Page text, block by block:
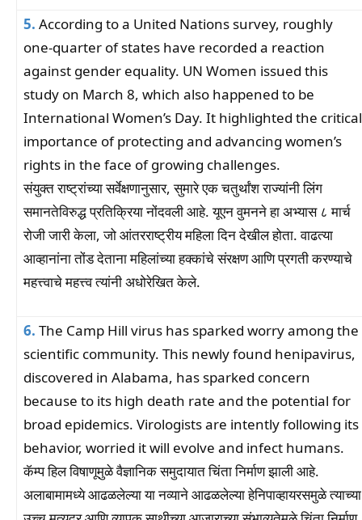
5. According to a United Nations survey, roughly
one-quarter of states have recorded a reaction
against gender equality. UN Women issued this
study on March 8, which also happened to be
International Women’s Day. It highlighted the critical
importance of protecting and advancing women’s
rights in the face of growing challenges.
संयुक्त राष्ट्रांच्या सर्वेक्षणानुसार, सुमारे एक चतुर्थांश राज्यांनी लिंग
समानतेविरुद्ध प्रतिक्रिया नोंदवली आहे. यूएन वुमनने हा अभ्यास ८ मार्च
रोजी जारी केला, जो आंतरराष्ट्रीय महिला दिन देखील होता. वाढत्या
आव्हानांना तोंड देताना महिलांच्या हक्कांचे संरक्षण आणि प्रगती करण्याचे
महत्त्वाचे महत्त्व त्यांनी अधोरेखित केले.
6. The Camp Hill virus has sparked worry among the
scientific community. This newly found henipavirus,
discovered in Alabama, has sparked concern
because to its high death rate and the potential for
broad epidemics. Virologists are intently following its
behavior, worried it will evolve and infect humans.
कॅम्प हिल विषाणूमुळे वैज्ञानिक समुदायात चिंता निर्माण झाली आहे.
अलाबामामध्ये आढळलेल्या या नव्याने आढळलेल्या हेनिपाव्हायरसमुळे त्याच्या